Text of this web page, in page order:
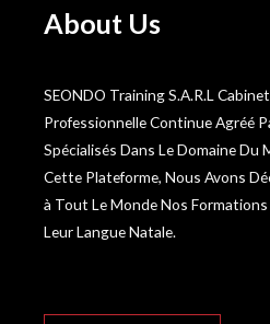
About Us
SEONDO Training S.A.R.L
Professionnelle Continue Agréé
Spécialisés Dans Le Domaine Du
Cette Plateforme, Nous Avons
à Tout Le Monde Nos
Leur Langue Natale.